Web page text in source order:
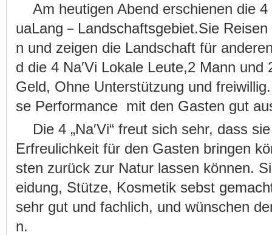
Am heutigen Abend erschienen die 4
uaLang－Landschaftsgebiet.Sie
n und zeigen die Landschaft für
d die 4 Na′Vi Lokale Leute,2 Mann
Geld, Ohne Unterstützung und
se Performance mit den Gasten gut
Die 4 „Na′Vi“ freut sich sehr, dass
Erfreulichkeit für den Gasten bringen
sten zurück zur Natur lassen können.
eidung, Stütze, Kosmetik sebst
sehr gut und fachlich, und wünschen
n.